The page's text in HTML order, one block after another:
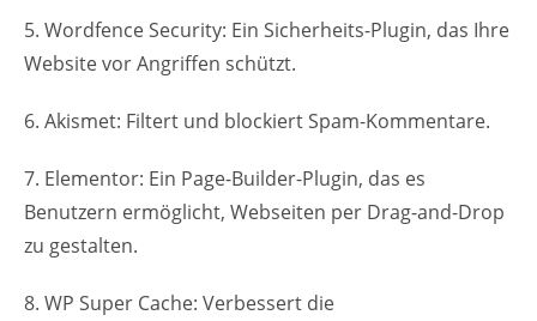
5. Wordfence Security: Ein Sicherheits-Plugin, das Ihre
Website vor Angriffen schützt.
6. Akismet: Filtert und blockiert Spam-Kommentare.
7. Elementor: Ein Page-Builder-Plugin, das es
Benutzern ermöglicht, Webseiten per Drag-and-Drop
zu gestalten.
8. WP Super Cache: Verbessert die